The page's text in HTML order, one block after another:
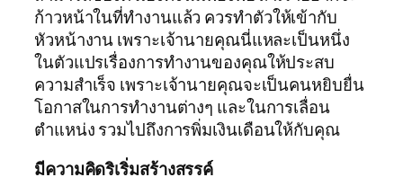
ก้าวหน้าในที่ทำงานแล้ว ควรทำตัวให้เข้ากับ
หัวหน้างาน เพราะเจ้านายคุณนี่แหละเป็นหนึ่ง
ในตัวแปรเรื่องการทำงานของคุณให้ประสบ
ความสำเร็จ เพราะเจ้านายคุณจะเป็นคนหยิบยื่น
โอกาสในการทำงานต่างๆ และในการเลื่อน
ตำแหน่ง รวมไปถึงการพิ่มเงินเดือนให้กับคุณ
มีความคิดริเริ่มสร้างสรรค์